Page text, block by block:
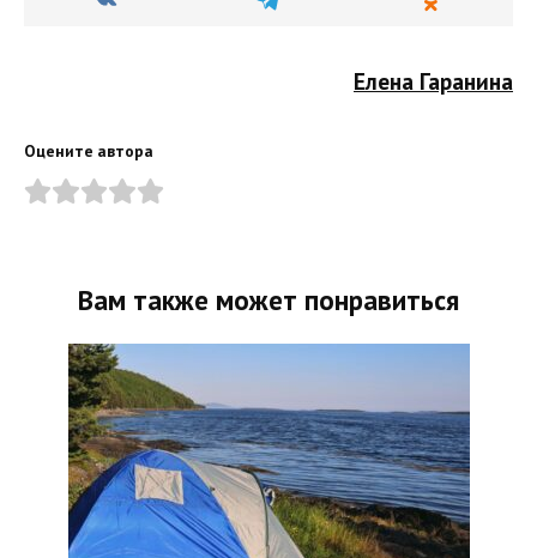
Елена Гаранина
Оцените автора
Вам также может понравиться